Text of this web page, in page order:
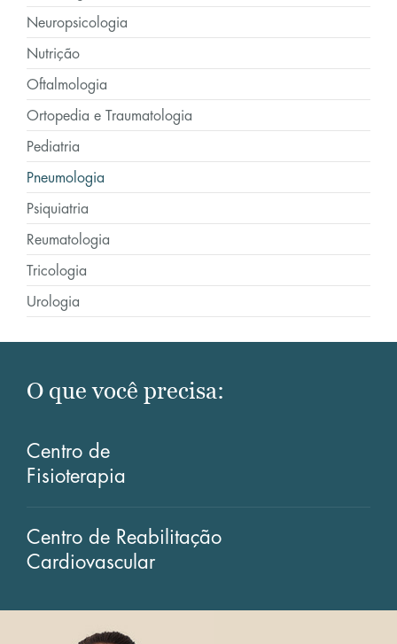
Neuropsicologia
Nutrição
Oftalmologia
Ortopedia e Traumatologia
Pediatria
Pneumologia
Psiquiatria
Reumatologia
Tricologia
Urologia
O que você precisa:
Centro de
Fisioterapia
Centro de Reabilitação
Cardiovascular